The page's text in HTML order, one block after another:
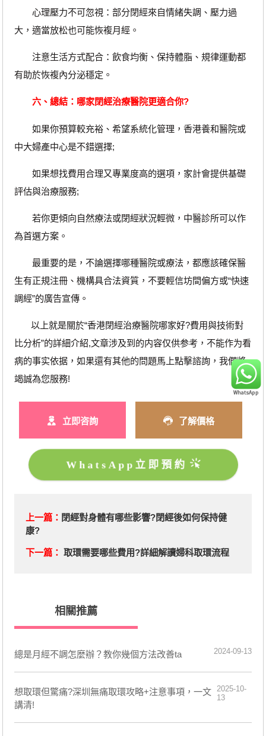
心理壓力不可忽視：部分閉經來自情緒失調、壓力過
大，適當放松也可能恢複月經。
注意生活方式配合：飲食均衡、保持體脂、規律運動都
有助於恢複內分泌穩定。
六、總結：哪家閉經治療醫院更適合你?
如果你預算較充裕、希望系統化管理，香港養和醫院或
中大婦產中心是不錯選擇;
如果想找費用合理又專業度高的選項，家計會提供基礎
評估與治療服務;
若你更傾向自然療法或閉經狀況輕微，中醫診所可以作
為首選方案。
最重要的是，不論選擇哪種醫院或療法，都應該確保醫
生有正規注冊、機構具合法資質，不要輕信坊間偏方或“快速
調經”的廣告宣傳。
以上就是關於“香港閉經治療醫院哪家好?費用與技術對
比分析”的詳細介紹,文章涉及到的内容仅供参考，不能作为看
病的事实依据，如果還有其他的問題馬上點擊諮詢，我們將
竭誠為您服務!
立即咨詢 了解價格
WhatsApp立即預約
上一篇： 閉經對身體有哪些影響?閉經後如何保持健
康?
下一篇： 取環需要哪些費用?詳細解讀婦科取環流程
相關推薦
總是月經不調怎麼辦？教你幾個方法改善ta 2024-09-13
想取環但驚痛?深圳無痛取環攻略+注意事項，一文
講清!
2025-10-
13